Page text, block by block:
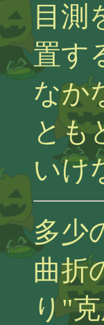
目測
置す
なか
とも
いけ
多少
曲折
り"